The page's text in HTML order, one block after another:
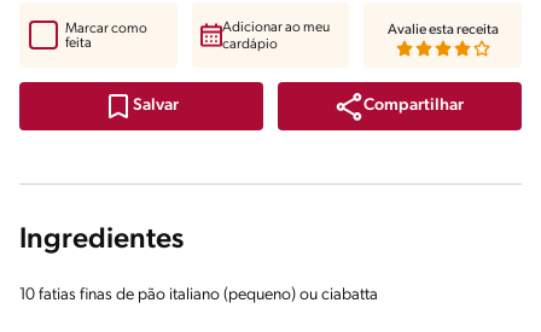
Salvar Compartilhar
Marcar como
feita
Adicionar ao meu
cardápio
Avalie esta receita
Ingredientes
10 fatias finas de pão italiano (pequeno) ou ciabatta